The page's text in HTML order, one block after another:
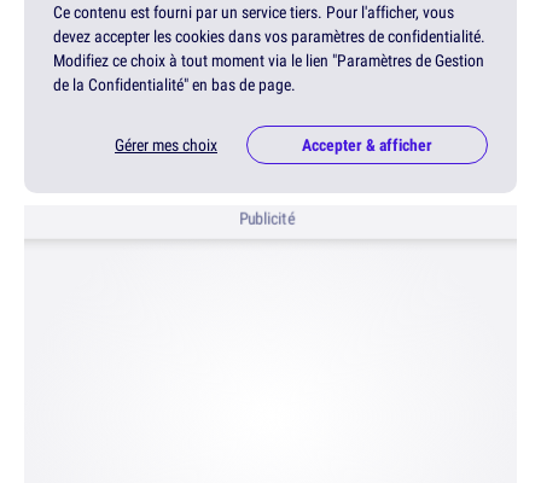
Ce contenu est fourni par un service tiers. Pour l'afficher, vous
devez accepter les cookies dans vos paramètres de confidentialité.
Modifiez ce choix à tout moment via le lien "Paramètres de Gestion
de la Confidentialité" en bas de page.
Gérer mes choix Accepter & afficher
Publicité